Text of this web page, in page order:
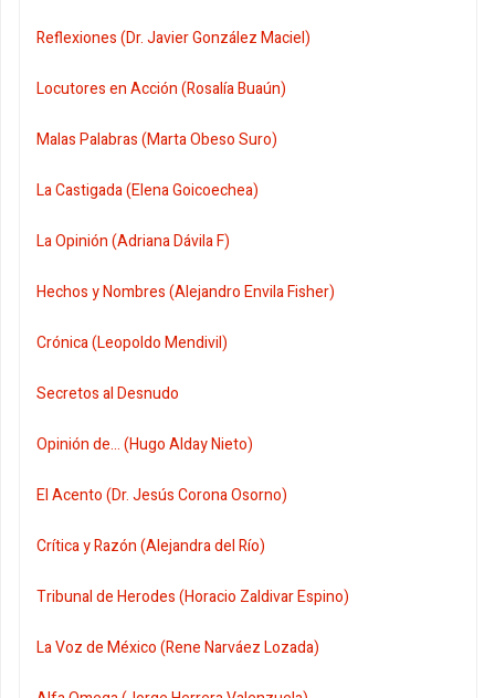
Reflexiones (Dr. Javier González Maciel)
Locutores en Acción (Rosalía Buaún)
Malas Palabras (Marta Obeso Suro)
La Castigada (Elena Goicoechea)
La Opinión (Adriana Dávila F)
Hechos y Nombres (Alejandro Envila Fisher)
Crónica (Leopoldo Mendivil)
Secretos al Desnudo
Opinión de... (Hugo Alday Nieto)
El Acento (Dr. Jesús Corona Osorno)
Crítica y Razón (Alejandra del Río)
Tribunal de Herodes (Horacio Zaldivar Espino)
La Voz de México (Rene Narváez Lozada)